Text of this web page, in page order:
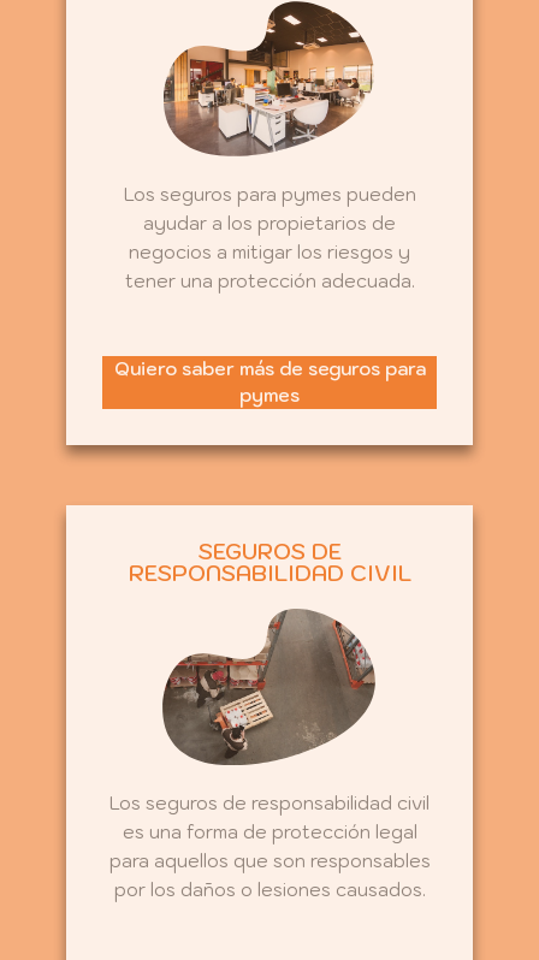
Los seguros para pymes pueden
ayudar a los propietarios de
negocios a mitigar los riesgos y
tener una protección adecuada.
Quiero saber más de seguros para
pymes
SEGUROS DE
RESPONSABILIDAD CIVIL
Los seguros de responsabilidad civil
es una forma de protección legal
para aquellos que son responsables
por los daños o lesiones causados.